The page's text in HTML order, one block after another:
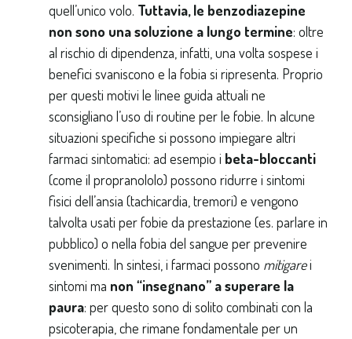
quell’unico volo. Tuttavia, le benzodiazepine
non sono una soluzione a lungo termine: oltre
al rischio di dipendenza, infatti, una volta sospese i
benefici svaniscono e la fobia si ripresenta. Proprio
per questi motivi le linee guida attuali ne
sconsigliano l’uso di routine per le fobie. In alcune
situazioni specifiche si possono impiegare altri
farmaci sintomatici: ad esempio i beta-bloccanti
(come il propranololo) possono ridurre i sintomi
fisici dell’ansia (tachicardia, tremori) e vengono
talvolta usati per fobie da prestazione (es. parlare in
pubblico) o nella fobia del sangue per prevenire
svenimenti. In sintesi, i farmaci possono mitigarei
sintomi ma non “insegnano” a superare la
paura: per questo sono di solito combinati con la
psicoterapia, che rimane fondamentale per un